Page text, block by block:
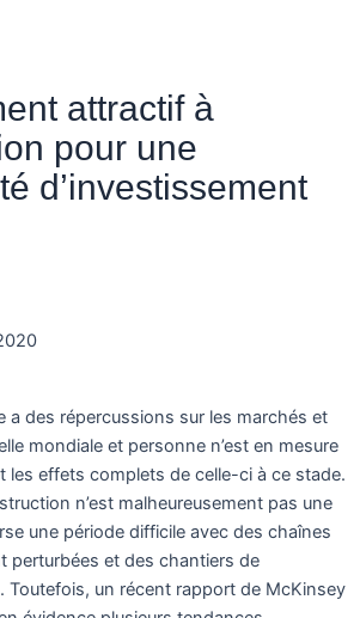
attractif à
pour une
d’investissement
a des répercussions sur les marchés et
mondiale et personne n’est en mesure
les effets complets de celle-ci à ce stade.
n’est malheureusement pas une
une période difficile avec des chaînes
perturbées et des chantiers de
Toutefois, un récent rapport de McKinsey